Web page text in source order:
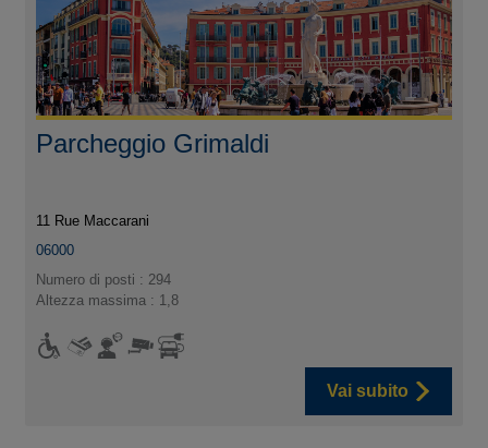
Parcheggio Grimaldi
11 Rue Maccarani
06000
Numero di posti : 294
Altezza massima : 1,8
Vai subito